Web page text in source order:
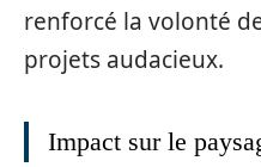
renforcé la volonté
projets audacieux.
Impact sur le